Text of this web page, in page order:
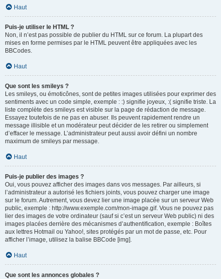
Haut
Puis-je utiliser le HTML ?
Non, il n’est pas possible de publier du HTML sur ce forum. La plupart des
mises en forme permises par le HTML peuvent être appliquées avec les
BBCodes.
Haut
Que sont les smileys ?
Les smileys, ou émoticônes, sont de petites images utilisées pour exprimer des
sentiments avec un code simple, exemple : :) signifie joyeux, :( signifie triste. La
liste complète des smileys est visible sur la page de rédaction de message.
Essayez toutefois de ne pas en abuser. Ils peuvent rapidement rendre un
message illisible et un modérateur peut décider de les retirer ou simplement
d’effacer le message. L’administrateur peut aussi avoir défini un nombre
maximum de smileys par message.
Haut
Puis-je publier des images ?
Oui, vous pouvez afficher des images dans vos messages. Par ailleurs, si
l’administrateur a autorisé les fichiers joints, vous pouvez charger une image
sur le forum. Autrement, vous devez lier une image placée sur un serveur Web
public, exemple : http://www.exemple.com/mon-image.gif. Vous ne pouvez pas
lier des images de votre ordinateur (sauf si c’est un serveur Web public) ni des
images placées derrière des mécanismes d’authentification, exemple : Boîtes
aux lettres Hotmail ou Yahoo!, sites protégés par un mot de passe, etc. Pour
afficher l’image, utilisez la balise BBCode [img].
Haut
Que sont les annonces globales ?